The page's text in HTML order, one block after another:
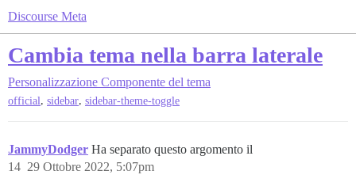
Discourse Meta
Cambia tema nella barra laterale
Personalizzazione Componente del tema
official, sidebar, sidebar-theme-toggle
JammyDodger Ha separato questo argomento il
29 Ottobre 2022, 5:07pm
14